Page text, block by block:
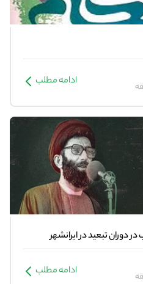
ادامه مطلب
دوران تبعید در ایرانشهر
ادامه مطلب